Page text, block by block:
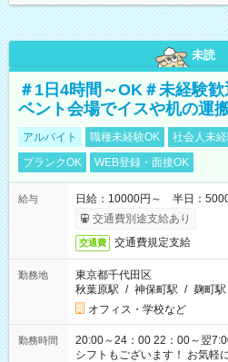
未読
＃1日4時間～OK＃未経験
ベント会場でイスや机の運
アルバイト 職種未経験OK 社会人未
ブランクOK
WEB登録・面接OK
給与
日給：10000円～ 半日：
交通費別途支給あり
交通費 交通費規定支給
勤務地
東京都千代田区
秋葉原駅 / 神保町駅 / 麹町駅
オフィス・学校など
勤務時間
20:00～24：00 22：00～翌7:00 …
シフトもございます！ お気軽